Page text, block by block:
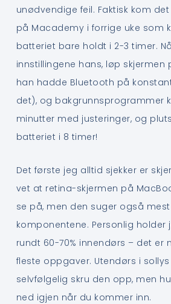
unødvendige feil. Faktisk kom
på Macademy i forrige uke som
batteriet bare holdt i 2-3 timer.
innstillingene hans, løp skjermen
han hadde Bluetooth på
det), og bakgrunnsprogrammer
minutter med justeringer, og
batteriet i 8 timer!
Det første jeg alltid sjekker er
vet at retina-skjermen på
se på, men den suger også
komponentene. Personlig holder
rundt 60-70% innendørs – det er
fleste oppgaver. Utendørs i
selvfølgelig skru den opp, men
ned igjen når du kommer inn.